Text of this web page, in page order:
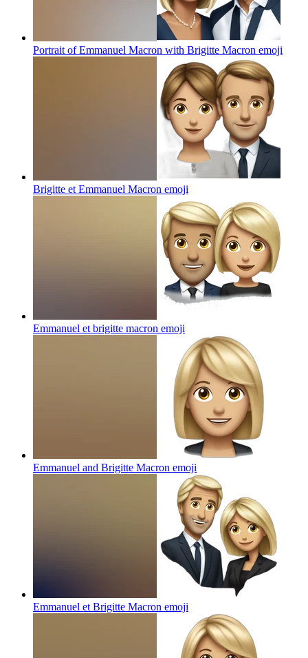
Portrait of Emmanuel Macron with Brigitte Macron emoji
Brigitte et Emmanuel Macron emoji
Emmanuel et brigitte macron emoji
Emmanuel and Brigitte Macron emoji
Emmanuel et Brigitte Macron emoji